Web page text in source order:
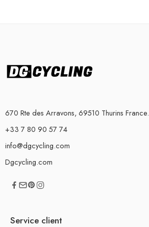
670 Rte des Arravons, 69510 Thurins France.
+33 7 80 90 57 74
info@dgcycling.com
Dgcycling.com
Service client